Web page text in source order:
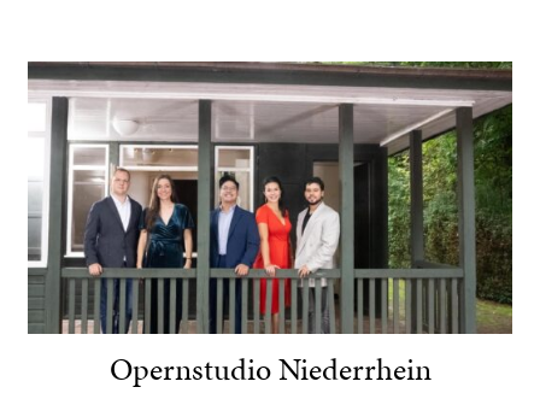
Opernstudio Niederrhein